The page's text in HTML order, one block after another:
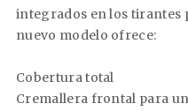
integrados en los tirantes
nuevo modelo ofrece:
Cobertura total
Cremallera frontal para